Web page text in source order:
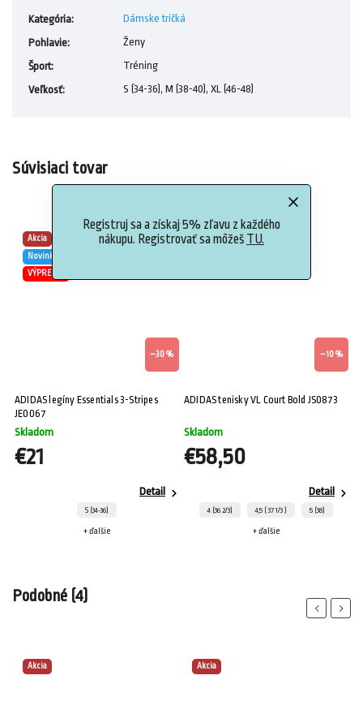
Registruj sa a získaj 5% zľavu z každého
nákupu. Registrovať sa môžeš TU.
Kategória:
Dámske tričká
Pohlavie:
Ženy
Šport:
Tréning
Veľkosť: S (34-36), M (38-40), XL (46-48)
Súvisiaci tovar
Akcia
Novinka
VÝPREDAJ
–30 %
ADIDAS legíny Essentials 3-Stripes
JE0067
Skladom
€21
Detail
S (34-36)
+ ďalšie
Akcia
–10 %
ADIDAS tenisky VL Court Bold JS0873
Skladom
€58,50
Detail
4 (36 2/3) 4,5 ( 37 1/3 ) 5 (38)
+ ďalšie
Podobné (4)
Previous
Akcia Akcia
Next